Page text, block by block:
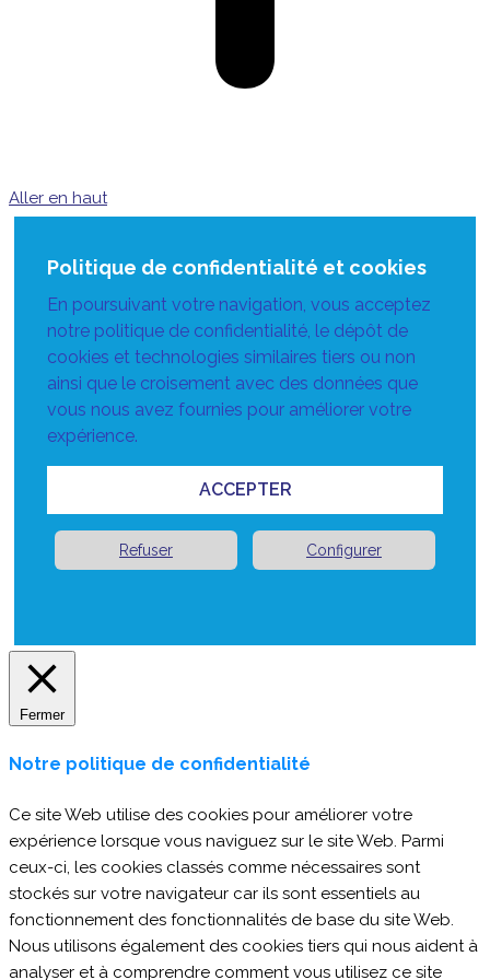
Aller en haut
Politique de confidentialité et cookies
En poursuivant votre navigation, vous acceptez
notre politique de confidentialité, le dépôt de
cookies et technologies similaires tiers ou non
ainsi que le croisement avec des données que
vous nous avez fournies pour améliorer votre
expérience.
ACCEPTER
Refuser Configurer
Fermer
Notre politique de confidentialité
Ce site Web utilise des cookies pour améliorer votre
expérience lorsque vous naviguez sur le site Web. Parmi
ceux-ci, les cookies classés comme nécessaires sont
stockés sur votre navigateur car ils sont essentiels au
fonctionnement des fonctionnalités de base du site Web.
Nous utilisons également des cookies tiers qui nous aident à
analyser et à comprendre comment vous utilisez ce site